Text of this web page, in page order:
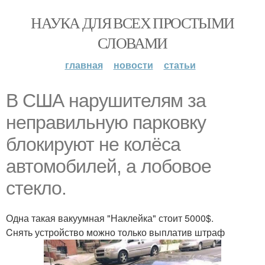
НАУКА ДЛЯ ВСЕХ ПРОСТЫМИ
СЛОВАМИ
главная новости статьи
В США нарушителям за
неправильную парковку
блокируют не колёса
автомобилей, а лобовое
стекло.
Одна такая вакуумная "Наклейка" стоит 5000$.
Cнять устройство можно только выплатив штраф